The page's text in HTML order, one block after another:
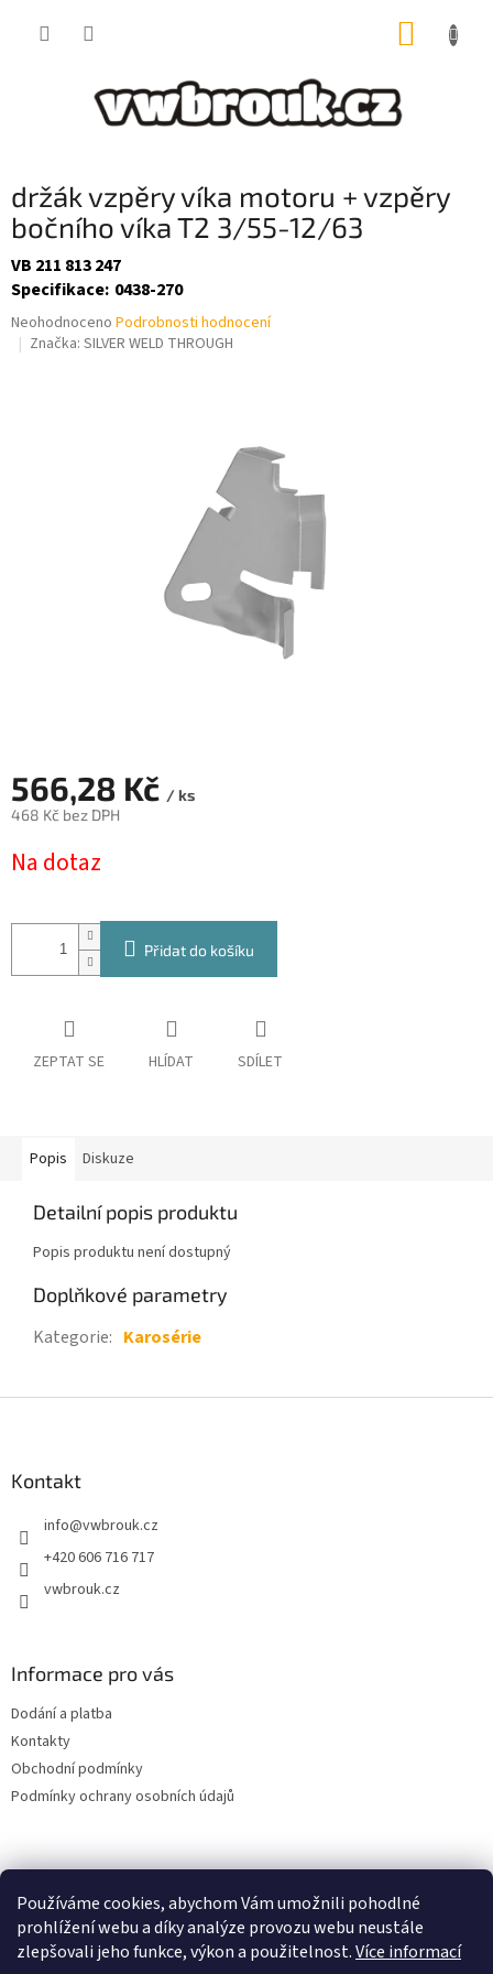
Používáme cookies, abychom Vám umožnili pohodlné
prohlížení webu a díky analýze provozu webu neustále
zlepšovali jeho funkce, výkon a použitelnost.Více informací
držák vzpěry víka motoru + vzpěry
bočního víka T2 3/55-12/63
VB 211 813 247
Specifikace: 0438-270
Průměrné
hodnocení
Neohodnoceno Podrobnosti hodnocení
Značka: SILVER WELD THROUGH
566,28 Kč / ks
468 Kč bez DPH
cena:
Na dotaz
Přidat do košíku
ZEPTAT SE HLÍDAT SDÍLET
Popis Diskuze
Detailní popis produktu
Popis produktu není dostupný
Doplňkové parametry
Kategorie: Karosérie
Kontakt
info@vwbrouk.cz
+420 606 716 717
vwbrouk.cz
Informace pro vás
Dodání a platba
Kontakty
Obchodní podmínky
Podmínky ochrany osobních údajů